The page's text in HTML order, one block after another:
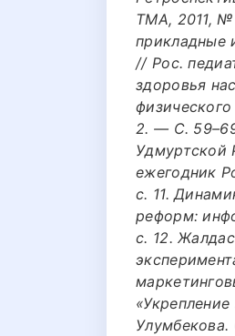
ТМА, 2011, №
прикладные
// Рос.
здоровья
2. — С.
Удмуртской
ежегодник
с. 11.
реформ:
с. 12.
Улумбекова.